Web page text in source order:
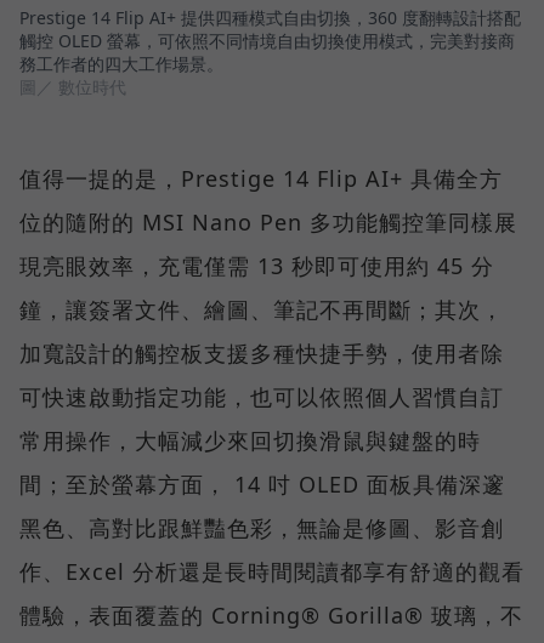
Prestige 14 Flip AI+ 提供四種模式自由切換，360 度翻轉設計搭配
觸控 OLED 螢幕，可依照不同情境自由切換使用模式，完美對接商
務工作者的四大工作場景。
圖／ 數位時代
值得一提的是，Prestige 14 Flip AI+ 具備全方
位的隨附的 MSI Nano Pen 多功能觸控筆同樣展
現亮眼效率，充電僅需 13 秒即可使用約 45 分
鐘，讓簽署文件、繪圖、筆記不再間斷；其次，
加寬設計的觸控板支援多種快捷手勢，使用者除
可快速啟動指定功能，也可以依照個人習慣自訂
常用操作，大幅減少來回切換滑鼠與鍵盤的時
間；至於螢幕方面， 14 吋 OLED 面板具備深邃
黑色、高對比跟鮮豔色彩，無論是修圖、影音創
作、Excel 分析還是長時間閱讀都享有舒適的觀看
體驗，表面覆蓋的 Corning® Gorilla® 玻璃，不